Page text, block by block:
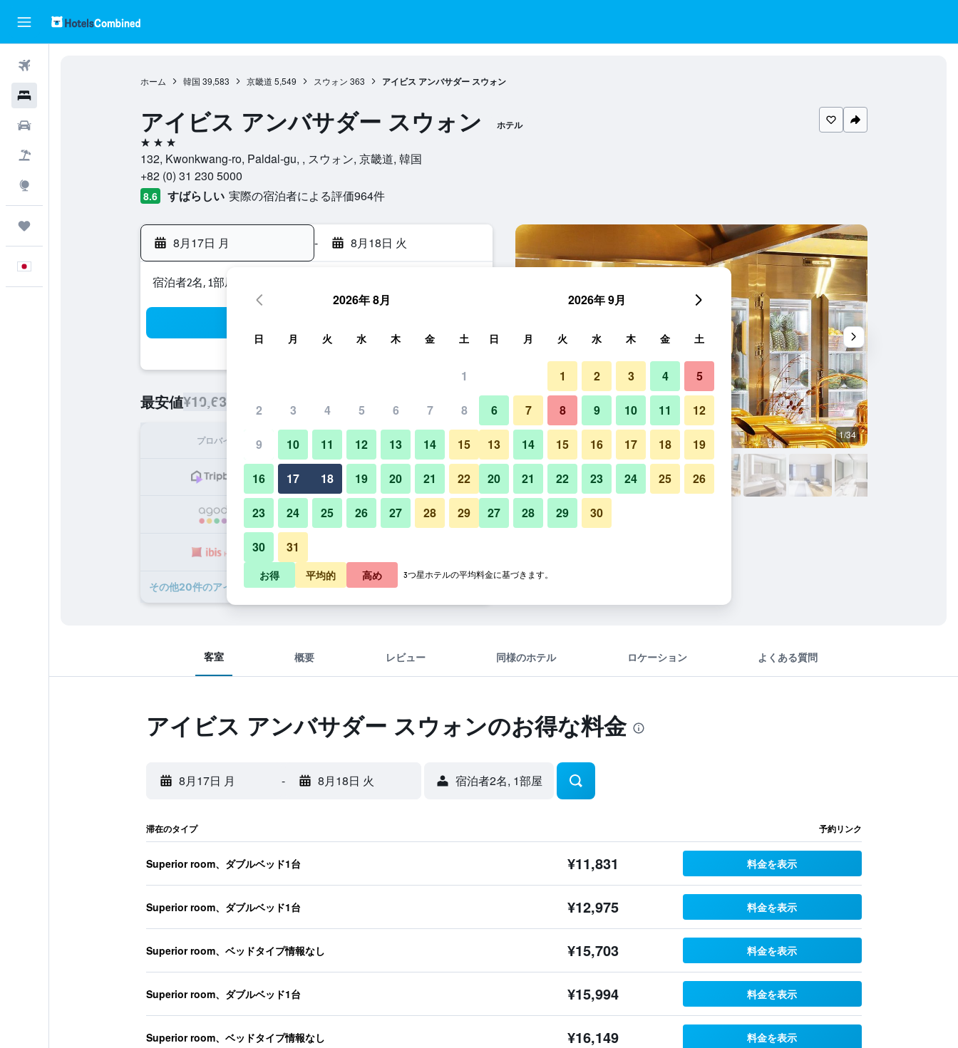
ホーム 韓国 39,583 京畿道 5,549 スウォン 363 アイビス アンバサダー スウォン
アイビス アンバサダー スウォン ホテル
3つ星
132, Kwonkwang-ro, Paldal-gu, , スウォン, 京畿道, 韓国
+82 (0) 31 230 5000
8.6 すばらしい 実際の宿泊者による評価964​件
8月17日 月 - 8月18日 火
宿泊者2名, 1​部屋
最安値¥10,630
プロバイダ 1泊あたり合計
¥10,630 プランを見る
¥11,497 プランを見る
​その他20​件のアイビス アンバサダー スウォンのオファー
レストラン 1/34
アイビス アンバサダー スウォンの写真
客室 概要 レビュー 同様のホテル ロケーション よくある質問
アイビス アンバサダー スウォンのお得な料金
8月17日 月 - 8月18日 火 宿泊者2名, 1​部屋
滞在のタイプ 予約リンク
Superior room、ダブルベッド1台 ¥11,831 料金を表示
Superior room、ダブルベッド1台 ¥12,975 料金を表示
Superior room、ベッドタイプ情報なし ¥15,703 料金を表示
Superior room、ダブルベッド1台 ¥15,994 料金を表示
Superior room、ベッドタイプ情報なし ¥16,149 料金を表示
2026年 8月
日 月 火 水 木 金 土
1
2 3 4 5 6 7 8
9 10 11 12 13 14 15
16 17 18 19 20 21 22
23 24 25 26 27 28 29
30 31
2026年 9月
日 月 火 水 木 金 土
1 2 3 4 5
6 7 8 9 10 11 12
13 14 15 16 17 18 19
20 21 22 23 24 25 26
27 28 29 30
お得 平均的 高め 3つ星ホテルの平均料金に基づきます。